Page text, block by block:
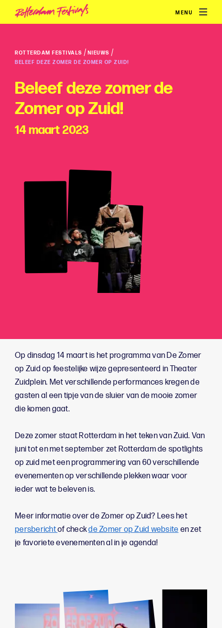
MENU
ROTTERDAM FESTIVALS / NIEUWS /
BELEEF DEZE ZOMER DE ZOMER OP ZUID!
Beleef deze zomer de
Zomer op Zuid!
14 maart 2023
Op dinsdag 14 maart is het programma van De Zomer
op Zuid op feestelijke wijze gepresenteerd in Theater
Zuidplein. Met verschillende performances kregen de
gasten al een tipje van de sluier van de mooie zomer
die komen gaat.
Deze zomer staat Rotterdam in het teken van Zuid. Van
juni tot en met september zet Rotterdam de spotlights
op zuid met een programmering van 60 verschillende
evenementen op verschillende plekken waar voor
ieder wat te beleven is.
Meer informatie over de Zomer op Zuid? Lees het
persberichtof checkde Zomer op Zuid website en zet
je favoriete evenementen al in je agenda!